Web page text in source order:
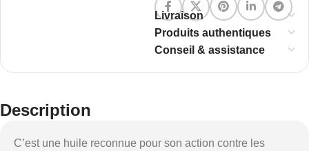
Livraison
Produits authentiques
Conseil & assistance
Description
C’est une huile reconnue pour son action contre les